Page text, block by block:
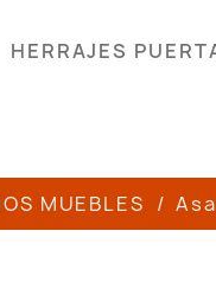
HERRAJES
MUEBLES